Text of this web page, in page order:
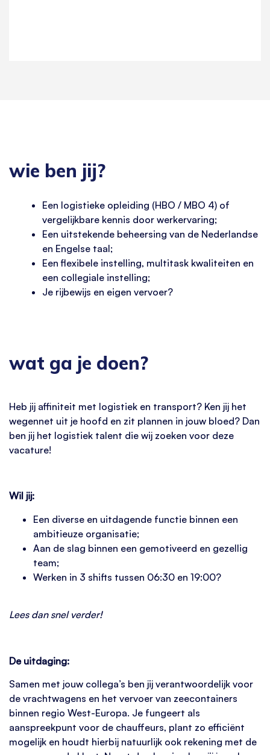
wie ben jij?
Een logistieke opleiding (HBO / MBO 4) of
vergelijkbare kennis door werkervaring;
Een uitstekende beheersing van de Nederlandse
en Engelse taal;
Een flexibele instelling, multitask kwaliteiten en
een collegiale instelling;
Je rijbewijs en eigen vervoer?
wat ga je doen?
Heb jij affiniteit met logistiek en transport? Ken jij het
wegennet uit je hoofd en zit plannen in jouw bloed? Dan
ben jij het logistiek talent die wij zoeken voor deze
vacature!
Wil jij:
Een diverse en uitdagende functie binnen een
ambitieuze organisatie;
Aan de slag binnen een gemotiveerd en gezellig
team;
Werken in 3 shifts tussen 06:30 en 19:00?
Lees dan snel verder!
De uitdaging:
Samen met jouw collega’s ben jij verantwoordelijk voor
de vrachtwagens en het vervoer van zeecontainers
binnen regio West-Europa. Je fungeert als
aanspreekpunt voor de chauffeurs, plant zo efficiënt
mogelijk en houdt hierbij natuurlijk ook rekening met de